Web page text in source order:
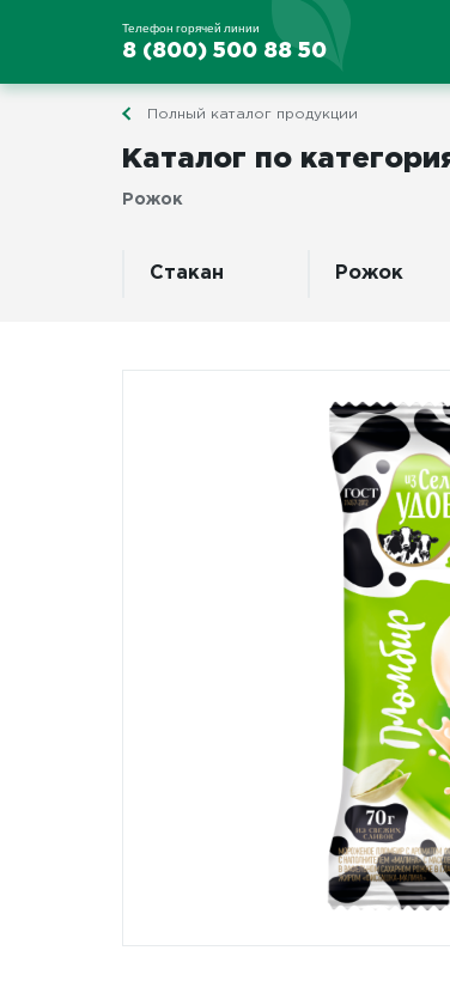
Телефон горячей линии
8 (800) 500 88 50
Полный каталог продукции
Каталог по
Рожок
Стакан Рожок